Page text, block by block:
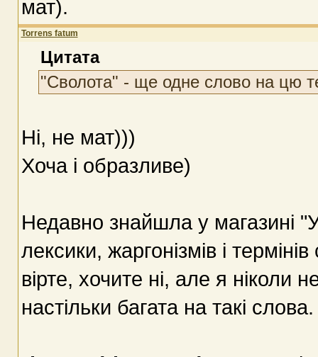
мат).
Torrens fatum
Цитата
"Сволота" - ще одне слово на цю
Ні, не мат)))
Хоча і образливе)
Недавно знайшла у магазині
лексики, жаргонізмів і
вірте, хочите ні, але я
настільки багата на такі слова.